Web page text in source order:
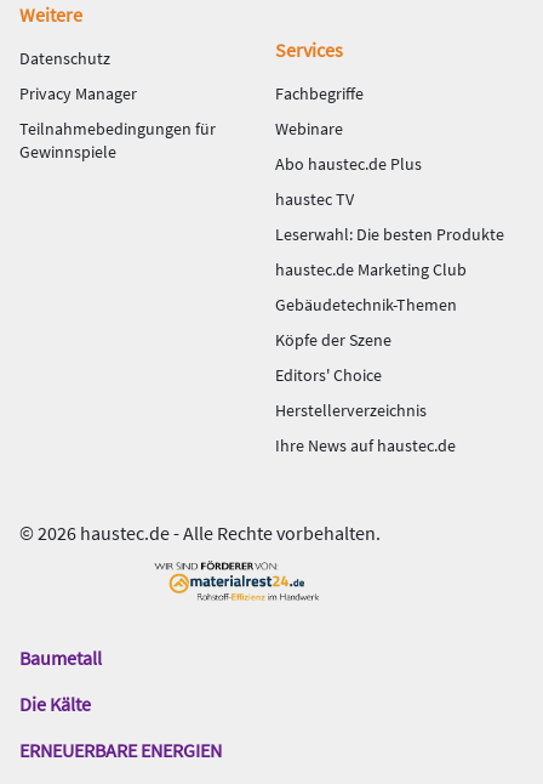
Weitere
Datenschutz
Privacy Manager
Teilnahmebedingungen für
Gewinnspiele
Services
Fachbegriffe
Webinare
Abo haustec.de Plus
haustec TV
Leserwahl: Die besten Produkte
haustec.de Marketing Club
Gebäudetechnik-Themen
Köpfe der Szene
Editors' Choice
Herstellerverzeichnis
Ihre News auf haustec.de
© 2026 haustec.de - Alle Rechte vorbehalten.
Das
Gentner
Baumetall
Die Kälte
ERNEUERBARE ENERGIEN